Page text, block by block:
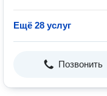
Ещё 28 услуг
Позвонить